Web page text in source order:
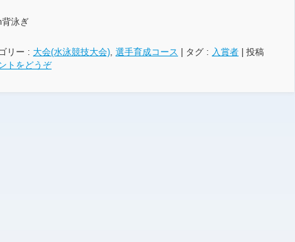
泳ぎ
リー : 大会(水泳競技大会), 選手育成コース タグ : 入賞者
投稿
トをどうぞ